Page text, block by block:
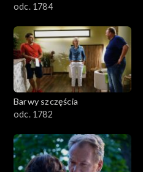
odc. 1784
Barwy szczęścia
odc. 1782